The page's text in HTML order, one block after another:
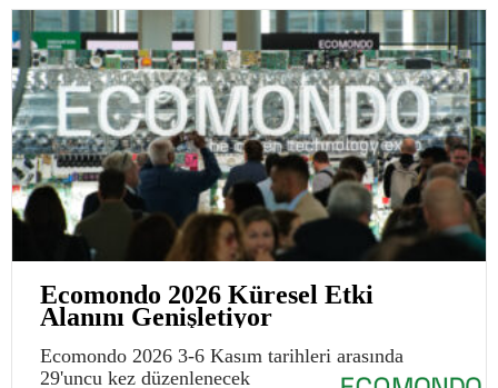
Ecomondo 2026 Küresel Etki
Alanını Genişletiyor
Ecomondo 2026 3-6 Kasım tarihleri arasında
29'uncu kez düzenlenecek